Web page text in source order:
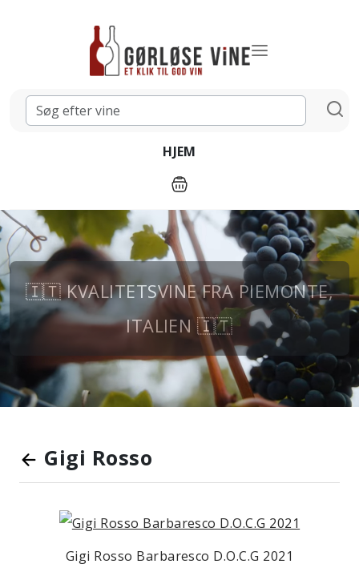
HJEM
🇮🇹 KVALITETSVINE FRA PIEMONTE,
ITALIEN 🇮🇹
Gigi Rosso
Gigi Rosso Barbaresco D.O.C.G 2021